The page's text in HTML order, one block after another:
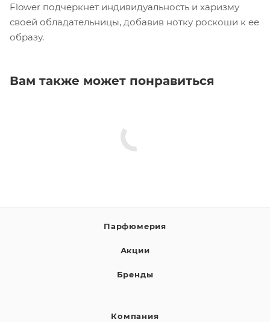
Flower подчеркнет индивидуальность и харизму
своей обладательницы, добавив нотку роскоши к ее
образу.
Вам также может понравиться
Парфюмерия
Акции
Бренды
Компания